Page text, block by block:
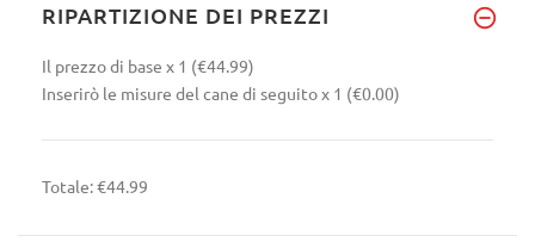
RIPARTIZIONE DEI PREZZI
Il prezzo di base x 1 (€44.99)
Inserirò le misure del cane di seguitox 1 (€0.00)
Totale:€44.99